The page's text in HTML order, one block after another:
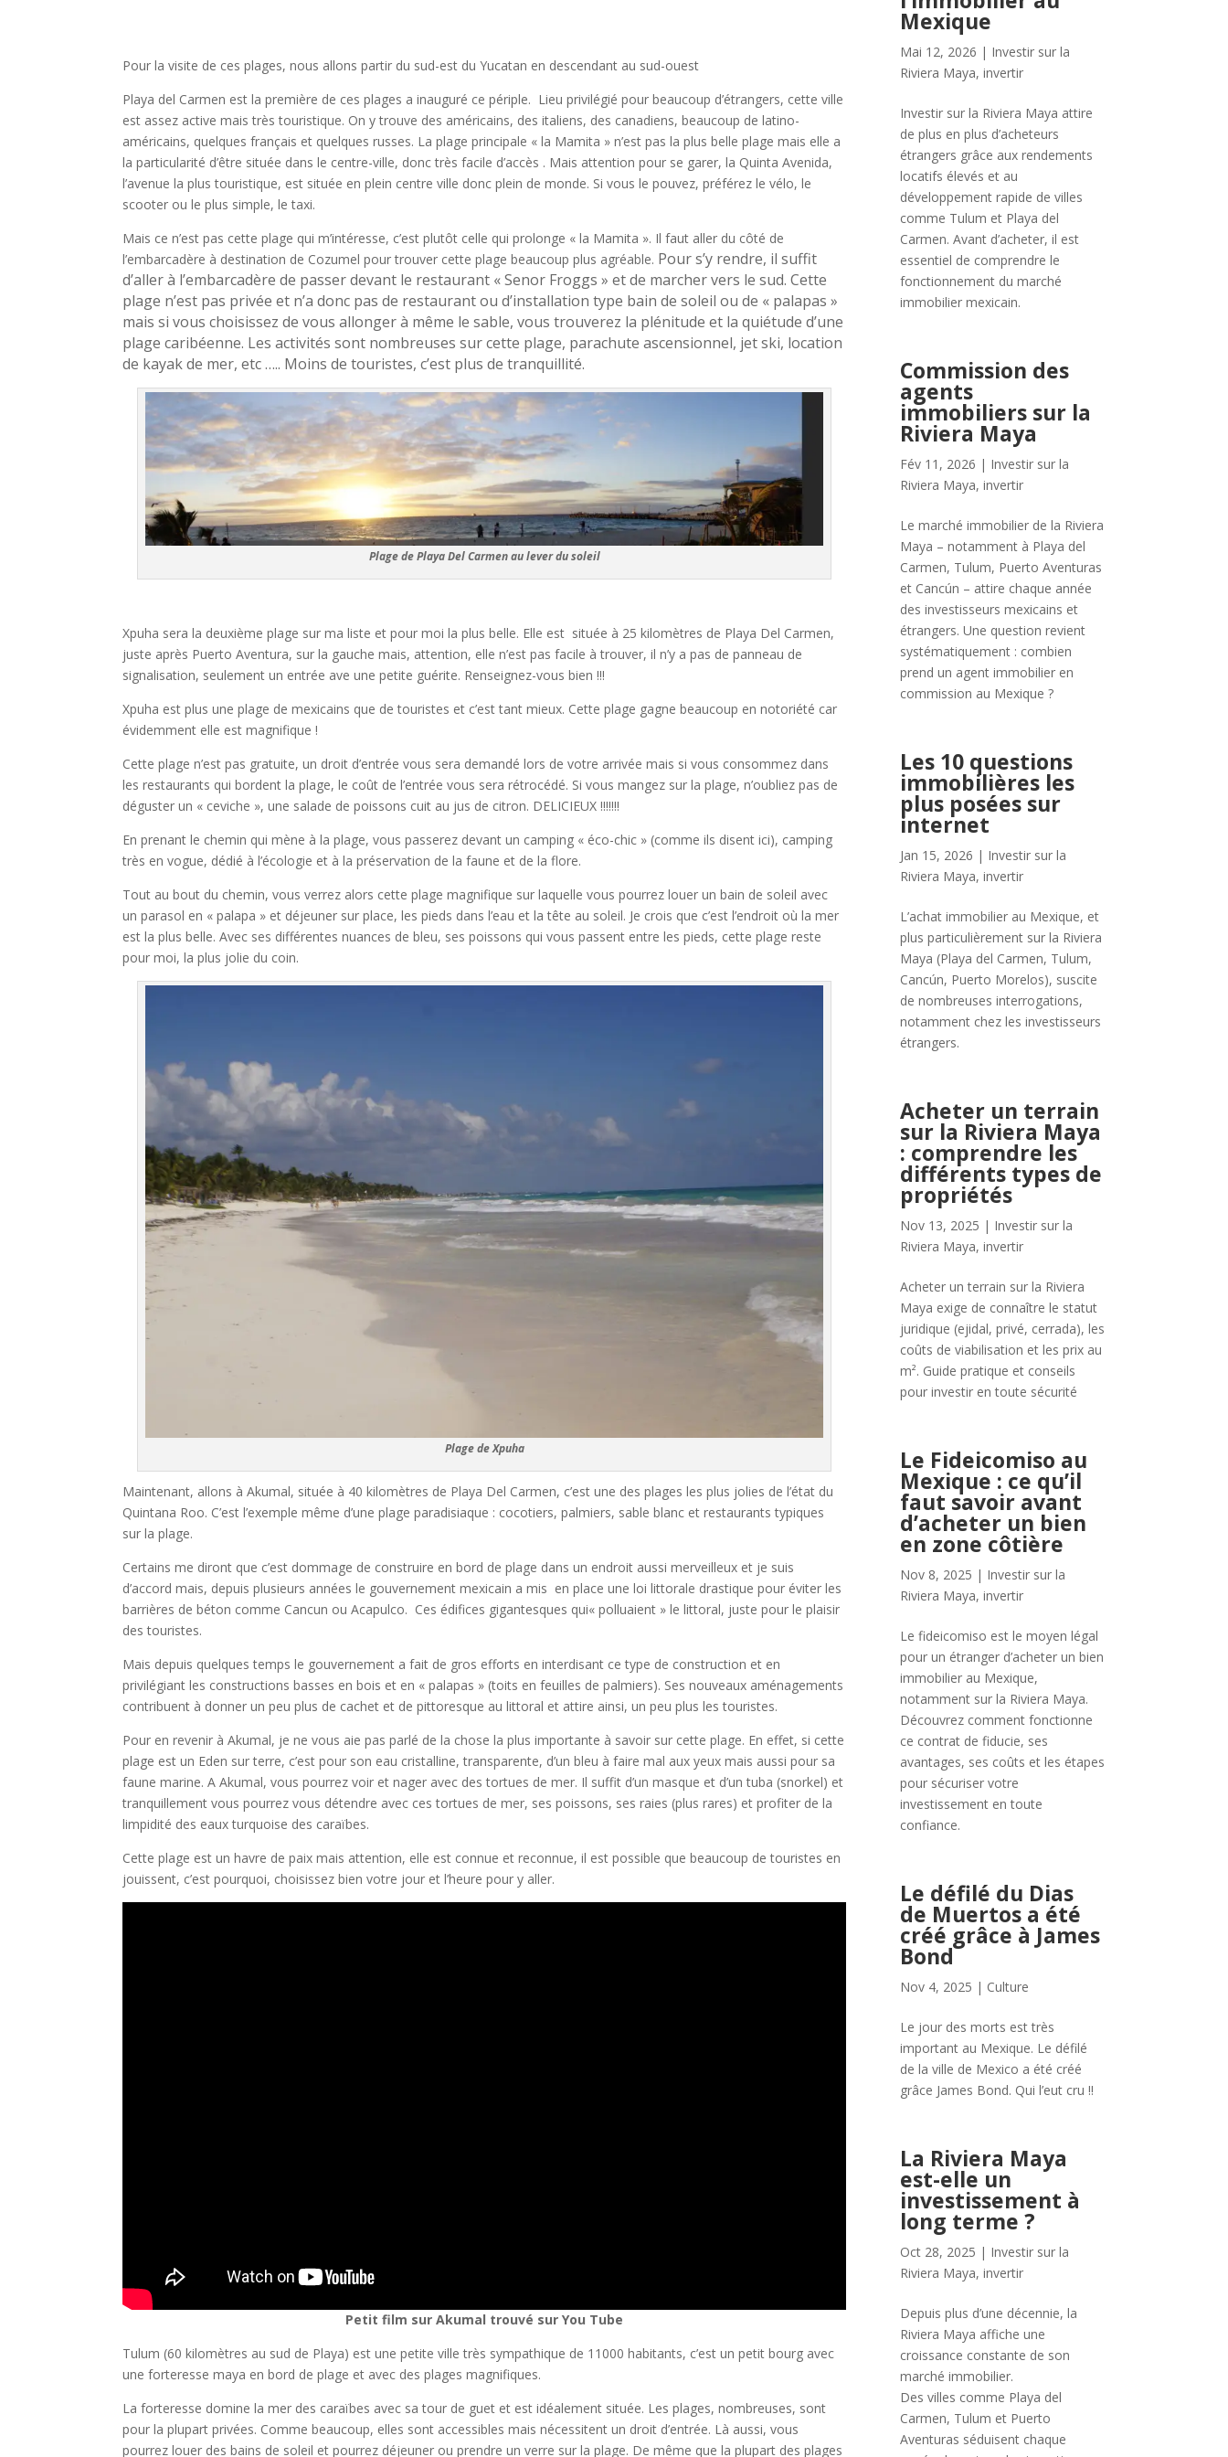
Pour la visite de ces plages, nous allons partir du sud-est du Yucatan en descendant au sud-ouest
Playa del Carmen est la première de ces plages a inauguré ce périple. Lieu privilégié pour beaucoup d’étrangers, cette ville
est assez active mais très touristique. On y trouve des américains, des italiens, des canadiens, beaucoup de latino-
américains, quelques français et quelques russes. La plage principale « la Mamita » n’est pas la plus belle plage mais elle a
la particularité d’être située dans le centre-ville, donc très facile d’accès . Mais attention pour se garer, la Quinta Avenida,
l’avenue la plus touristique, est située en plein centre ville donc plein de monde. Si vous le pouvez, préférez le vélo, le
scooter ou le plus simple, le taxi.
Mais ce n’est pas cette plage qui m’intéresse, c’est plutôt celle qui prolonge « la Mamita ». Il faut aller du côté de
l’embarcadère à destination de Cozumel pour trouver cette plage beaucoup plus agréable. Pour s’y rendre, il suffit
d’aller à l’embarcadère de passer devant le restaurant « Senor Froggs » et de marcher vers le sud. Cette
plage n’est pas privée et n’a donc pas de restaurant ou d’installation type bain de soleil ou de « palapas »
mais si vous choisissez de vous allonger à même le sable, vous trouverez la plénitude et la quiétude d’une
plage caribéenne. Les activités sont nombreuses sur cette plage, parachute ascensionnel, jet ski, location
de kayak de mer, etc ….. Moins de touristes, c’est plus de tranquillité.
Plage de Playa Del Carmen au lever du soleil
Xpuha sera la deuxième plage sur ma liste et pour moi la plus belle. Elle est située à 25 kilomètres de Playa Del Carmen,
juste après Puerto Aventura, sur la gauche mais, attention, elle n’est pas facile à trouver, il n’y a pas de panneau de
signalisation, seulement un entrée ave une petite guérite. Renseignez-vous bien !!!
Xpuha est plus une plage de mexicains que de touristes et c’est tant mieux. Cette plage gagne beaucoup en notoriété car
évidemment elle est magnifique !
Cette plage n’est pas gratuite, un droit d’entrée vous sera demandé lors de votre arrivée mais si vous consommez dans
les restaurants qui bordent la plage, le coût de l’entrée vous sera rétrocédé. Si vous mangez sur la plage, n’oubliez pas de
déguster un « ceviche », une salade de poissons cuit au jus de citron. DELICIEUX !!!!!!!
En prenant le chemin qui mène à la plage, vous passerez devant un camping « éco-chic » (comme ils disent ici), camping
très en vogue, dédié à l’écologie et à la préservation de la faune et de la flore.
Tout au bout du chemin, vous verrez alors cette plage magnifique sur laquelle vous pourrez louer un bain de soleil avec
un parasol en « palapa » et déjeuner sur place, les pieds dans l’eau et la tête au soleil. Je crois que c’est l’endroit où la mer
est la plus belle. Avec ses différentes nuances de bleu, ses poissons qui vous passent entre les pieds, cette plage reste
pour moi, la plus jolie du coin.
Plage de Xpuha
Maintenant, allons à Akumal, située à 40 kilomètres de Playa Del Carmen, c’est une des plages les plus jolies de l’état du
Quintana Roo. C’est l’exemple même d’une plage paradisiaque : cocotiers, palmiers, sable blanc et restaurants typiques
sur la plage.
Certains me diront que c’est dommage de construire en bord de plage dans un endroit aussi merveilleux et je suis
d’accord mais, depuis plusieurs années le gouvernement mexicain a mis en place une loi littorale drastique pour éviter les
barrières de béton comme Cancun ou Acapulco. Ces édifices gigantesques qui« polluaient » le littoral, juste pour le plaisir
des touristes.
Mais depuis quelques temps le gouvernement a fait de gros efforts en interdisant ce type de construction et en
privilégiant les constructions basses en bois et en « palapas » (toits en feuilles de palmiers). Ses nouveaux aménagements
contribuent à donner un peu plus de cachet et de pittoresque au littoral et attire ainsi, un peu plus les touristes.
Pour en revenir à Akumal, je ne vous aie pas parlé de la chose la plus importante à savoir sur cette plage. En effet, si cette
plage est un Eden sur terre, c’est pour son eau cristalline, transparente, d’un bleu à faire mal aux yeux mais aussi pour sa
faune marine. A Akumal, vous pourrez voir et nager avec des tortues de mer. Il suffit d’un masque et d’un tuba (snorkel) et
tranquillement vous pourrez vous détendre avec ces tortues de mer, ses poissons, ses raies (plus rares) et profiter de la
limpidité des eaux turquoise des caraïbes.
Cette plage est un havre de paix mais attention, elle est connue et reconnue, il est possible que beaucoup de touristes en
jouissent, c’est pourquoi, choisissez bien votre jour et l’heure pour y aller.
Petit film sur Akumal trouvé sur You Tube
Tulum (60 kilomètres au sud de Playa) est une petite ville très sympathique de 11000 habitants, c’est un petit bourg avec
une forteresse maya en bord de plage et avec des plages magnifiques.
La forteresse domine la mer des caraïbes avec sa tour de guet et est idéalement située. Les plages, nombreuses, sont
pour la plupart privées. Comme beaucoup, elles sont accessibles mais nécessitent un droit d’entrée. Là aussi, vous
pourrez louer des bains de soleil et pourrez déjeuner ou prendre un verre sur la plage. De même que la plupart des plages
Mexique
Mai 12, 2026 | Investir sur la
Riviera Maya,invertir
Investir sur la Riviera Maya attire
de plus en plus d’acheteurs
étrangers grâce aux rendements
locatifs élevés et au
développement rapide de villes
comme Tulum et Playa del
Carmen. Avant d’acheter, il est
essentiel de comprendre le
fonctionnement du marché
immobilier mexicain.
Commission des
agents
immobiliers sur la
Riviera Maya
Fév 11, 2026 | Investir sur la
Riviera Maya,invertir
Le marché immobilier de la Riviera
Maya – notamment à Playa del
Carmen, Tulum, Puerto Aventuras
et Cancún – attire chaque année
des investisseurs mexicains et
étrangers. Une question revient
systématiquement : combien
prend un agent immobilier en
commission au Mexique ?
Les 10 questions
immobilières les
plus posées sur
internet
Jan 15, 2026 | Investir sur la
Riviera Maya,invertir
L’achat immobilier au Mexique, et
plus particulièrement sur la Riviera
Maya (Playa del Carmen, Tulum,
Cancún, Puerto Morelos), suscite
de nombreuses interrogations,
notamment chez les investisseurs
étrangers.
Acheter un terrain
sur la Riviera Maya
: comprendre les
différents types de
propriétés
Nov 13, 2025 | Investir sur la
Riviera Maya,invertir
Acheter un terrain sur la Riviera
Maya exige de connaître le statut
juridique (ejidal, privé, cerrada), les
coûts de viabilisation et les prix au
m². Guide pratique et conseils
pour investir en toute sécurité
Le Fideicomiso au
Mexique : ce qu’il
faut savoir avant
d’acheter un bien
en zone côtière
Nov 8, 2025 | Investir sur la
Riviera Maya,invertir
Le fideicomiso est le moyen légal
pour un étranger d’acheter un bien
immobilier au Mexique,
notamment sur la Riviera Maya.
Découvrez comment fonctionne
ce contrat de fiducie, ses
avantages, ses coûts et les étapes
pour sécuriser votre
investissement en toute
confiance.
Le défilé du Dias
de Muertos a été
créé grâce à James
Bond
Nov 4, 2025 | Culture
Le jour des morts est très
important au Mexique. Le défilé
de la ville de Mexico a été créé
grâce James Bond. Qui l’eut cru !!
La Riviera Maya
est-elle un
investissement à
long terme ?
Oct 28, 2025 | Investir sur la
Riviera Maya,invertir
Depuis plus d’une décennie, la
Riviera Maya affiche une
croissance constante de son
marché immobilier.
Des villes comme Playa del
Carmen, Tulum et Puerto
Aventuras séduisent chaque